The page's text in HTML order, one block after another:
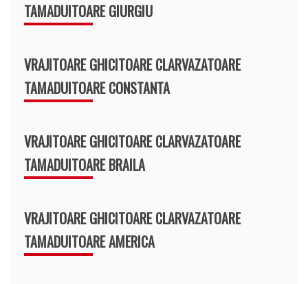
TAMADUITOARE GIURGIU
VRAJITOARE GHICITOARE CLARVAZATOARE
TAMADUITOARE CONSTANTA
VRAJITOARE GHICITOARE CLARVAZATOARE
TAMADUITOARE BRAILA
VRAJITOARE GHICITOARE CLARVAZATOARE
TAMADUITOARE AMERICA